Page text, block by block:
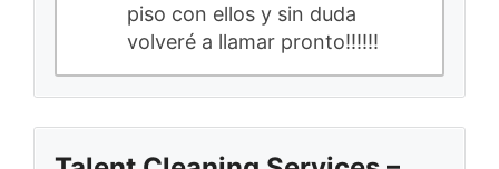
piso con ellos y sin duda
volveré a llamar pronto!!!!!!